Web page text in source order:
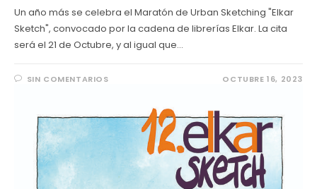
Un año más se celebra el Maratón de Urban Sketching "Elkar
Sketch", convocado por la cadena de librerías Elkar. La cita
será el 21 de Octubre, y al igual que…
SIN COMENTARIOS OCTUBRE 16, 2023